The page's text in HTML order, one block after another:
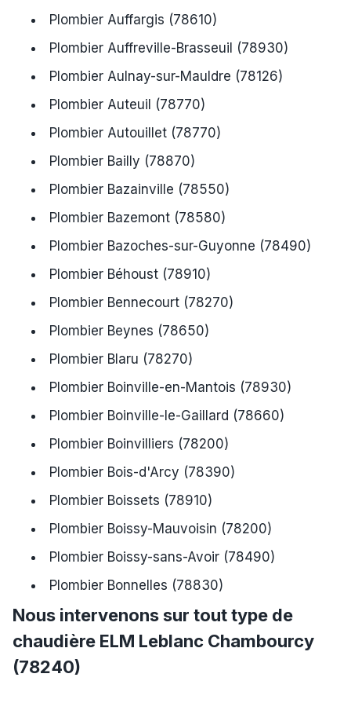
Plombier Auffargis (78610)
Plombier Auffreville-Brasseuil (78930)
Plombier Aulnay-sur-Mauldre (78126)
Plombier Auteuil (78770)
Plombier Autouillet (78770)
Plombier Bailly (78870)
Plombier Bazainville (78550)
Plombier Bazemont (78580)
Plombier Bazoches-sur-Guyonne (78490)
Plombier Béhoust (78910)
Plombier Bennecourt (78270)
Plombier Beynes (78650)
Plombier Blaru (78270)
Plombier Boinville-en-Mantois (78930)
Plombier Boinville-le-Gaillard (78660)
Plombier Boinvilliers (78200)
Plombier Bois-d'Arcy (78390)
Plombier Boissets (78910)
Plombier Boissy-Mauvoisin (78200)
Plombier Boissy-sans-Avoir (78490)
Plombier Bonnelles (78830)
Nous intervenons sur tout type de
chaudière ELM Leblanc Chambourcy
(78240)